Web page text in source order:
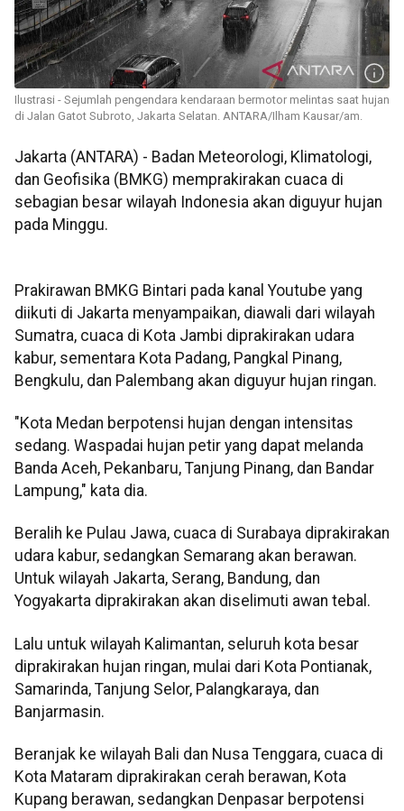
Ilustrasi - Sejumlah pengendara kendaraan bermotor melintas saat hujan
di Jalan Gatot Subroto, Jakarta Selatan. ANTARA/Ilham Kausar/am.
Jakarta (ANTARA) - Badan Meteorologi, Klimatologi,
dan Geofisika (BMKG) memprakirakan cuaca di
sebagian besar wilayah Indonesia akan diguyur hujan
pada Minggu.
Prakirawan BMKG Bintari pada kanal Youtube yang
diikuti di Jakarta menyampaikan, diawali dari wilayah
Sumatra, cuaca di Kota Jambi diprakirakan udara
kabur, sementara Kota Padang, Pangkal Pinang,
Bengkulu, dan Palembang akan diguyur hujan ringan.
"Kota Medan berpotensi hujan dengan intensitas
sedang. Waspadai hujan petir yang dapat melanda
Banda Aceh, Pekanbaru, Tanjung Pinang, dan Bandar
Lampung," kata dia.
Beralih ke Pulau Jawa, cuaca di Surabaya diprakirakan
udara kabur, sedangkan Semarang akan berawan.
Untuk wilayah Jakarta, Serang, Bandung, dan
Yogyakarta diprakirakan akan diselimuti awan tebal.
Lalu untuk wilayah Kalimantan, seluruh kota besar
diprakirakan hujan ringan, mulai dari Kota Pontianak,
Samarinda, Tanjung Selor, Palangkaraya, dan
Banjarmasin.
Beranjak ke wilayah Bali dan Nusa Tenggara, cuaca di
Kota Mataram diprakirakan cerah berawan, Kota
Kupang berawan, sedangkan Denpasar berpotensi